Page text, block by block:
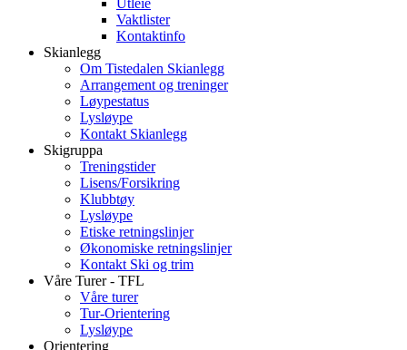
Utleie
Vaktlister
Kontaktinfo
Skianlegg
Om Tistedalen Skianlegg
Arrangement og treninger
Løypestatus
Lysløype
Kontakt Skianlegg
Skigruppa
Treningstider
Lisens/Forsikring
Klubbtøy
Lysløype
Etiske retningslinjer
Økonomiske retningslinjer
Kontakt Ski og trim
Våre Turer - TFL
Våre turer
Tur-Orientering
Lysløype
Orientering